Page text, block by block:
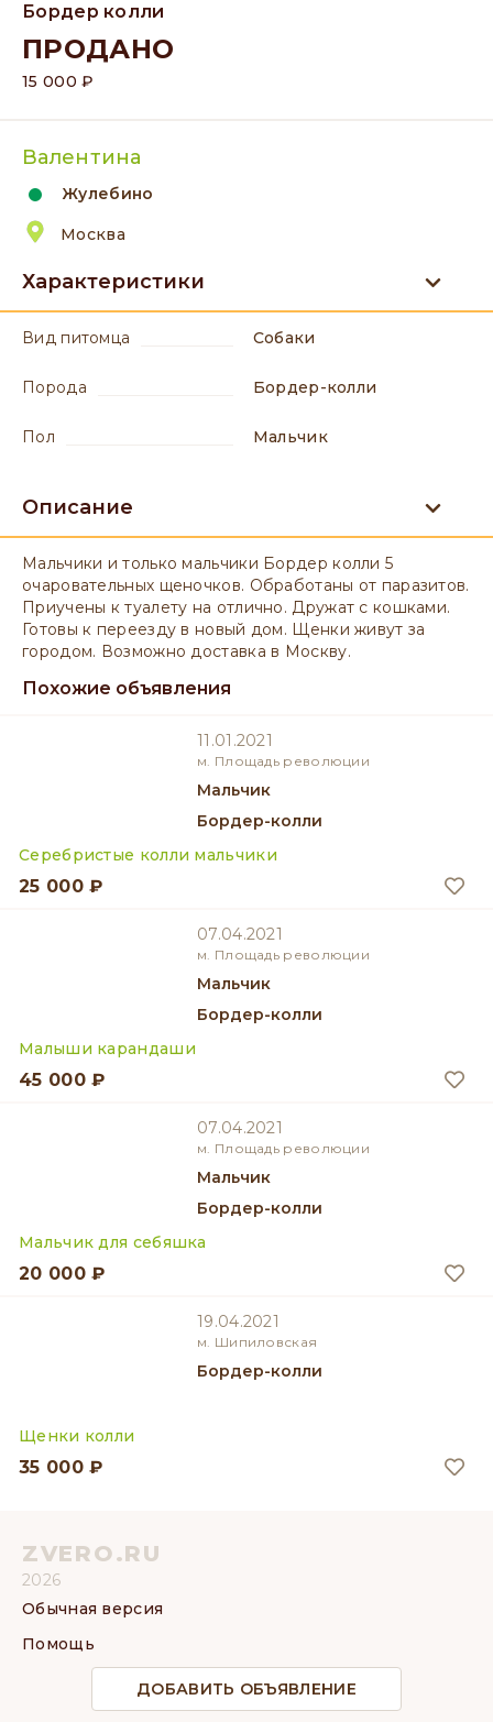
Бордер колли
ПРОДАНО
15 000 ₽
Валентина
Жулебино
Москва
Характеристики
вид питомца Собаки
порода Бордер-колли
пол мальчик
Описание
Мальчики и только мальчики Бордер колли 5
очаровательных щеночков. Обработаны от паразитов.
Приучены к туалету на отлично. Дружат с кошками.
Готовы к переезду в новый дом. Щенки живут за
городом. Возможно доставка в Москву.
Похожие объявления
11.01.2021
м. Площадь революции
мальчик
Бордер-колли
Серебристые колли мальчики
25 000 ₽
07.04.2021
м. Площадь революции
мальчик
Бордер-колли
Малыши карандаши
45 000 ₽
07.04.2021
м. Площадь революции
мальчик
Бордер-колли
Мальчик для себяшка
20 000 ₽
19.04.2021
м. Шипиловская
Бордер-колли
Щенки колли
35 000 ₽
ZVERO.RU
2026
Обычная версия
Помощь
ДОБАВИТЬ ОБЪЯВЛЕНИЕ